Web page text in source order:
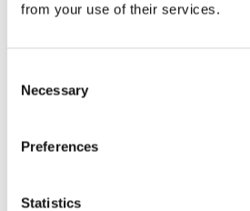
from your use of their services.
Selection
Necessary
Preferences
Statistics